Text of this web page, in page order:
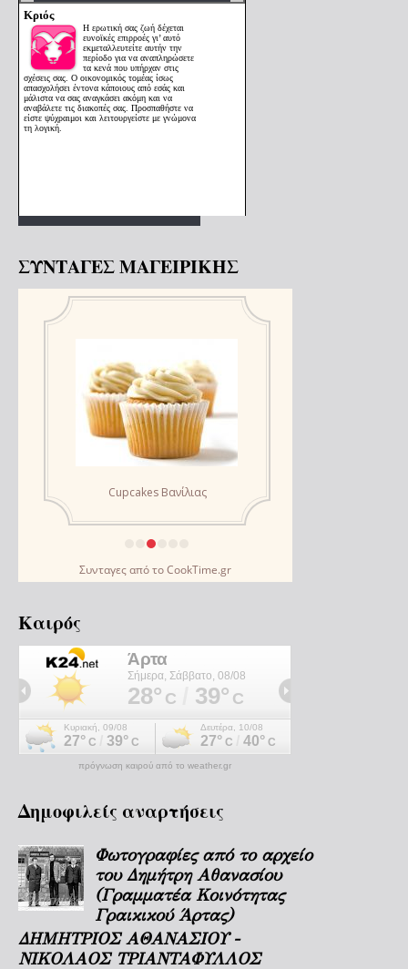
ΣΥΝΤΑΓΕΣ ΜΑΓΕΙΡΙΚΗΣ
Συνταγεςαπό τοCookTime.gr
Καιρός
πρόγνωση καιρού από το weather.gr
Δημοφιλείς αναρτήσεις
Φωτογραφίες από το αρχείο
του Δημήτρη Αθανασίου
(Γραμματέα Κοινότητας
Γραικικού Άρτας)
ΔΗΜΗΤΡΙΟΣ ΑΘΑΝΑΣΙΟΥ -
ΝΙΚΟΛΑΟΣ ΤΡΙΑΝΤΑΦΥΛΛΟΣ